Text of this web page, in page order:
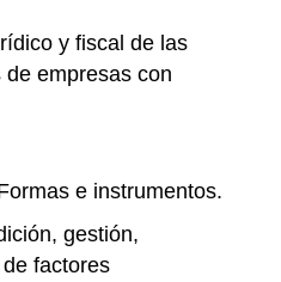
y fiscal de las
empresas con
e instrumentos.
gestión,
factores